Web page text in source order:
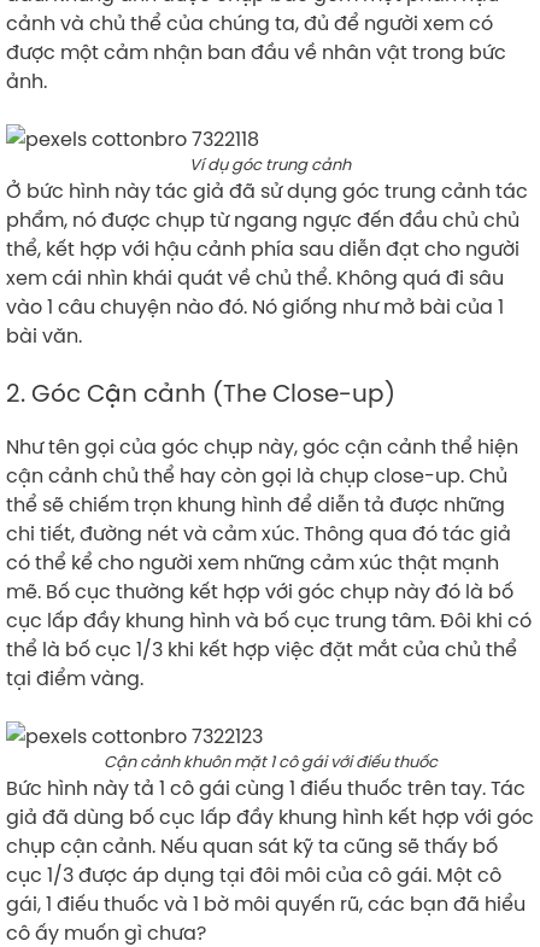
cảnh và chủ thể của chúng ta, đủ để người xem có
được một cảm nhận ban đầu về nhân vật trong bức
ảnh.
Ví dụ góc trung cảnh
Ở bức hình này tác giả đã sử dụng góc trung cảnh tác
phẩm, nó được chụp từ ngang ngực đến đầu chủ chủ
thể, kết hợp với hậu cảnh phía sau diễn đạt cho người
xem cái nhìn khái quát về chủ thể. Không quá đi sâu
vào 1 câu chuyện nào đó. Nó giống như mở bài của 1
bài văn.
2. Góc Cận cảnh (The Close-up)
Như tên gọi của góc chụp này, góc cận cảnh thể hiện
cận cảnh chủ thể hay còn gọi là chụp close-up. Chủ
thể sẽ chiếm trọn khung hình để diễn tả được những
chi tiết, đường nét và cảm xúc. Thông qua đó tác giả
có thể kể cho người xem những cảm xúc thật mạnh
mẽ. Bố cục thường kết hợp với góc chụp này đó là bố
cục lấp đầy khung hình và bố cục trung tâm. Đôi khi có
thể là bố cục 1/3 khi kết hợp việc đặt mắt của chủ thể
tại điểm vàng.
Cận cảnh khuôn mặt 1 cô gái với điếu thuốc
Bức hình này tả 1 cô gái cùng 1 điếu thuốc trên tay. Tác
giả đã dùng bố cục lấp đầy khung hình kết hợp với góc
chụp cận cảnh. Nếu quan sát kỹ ta cũng sẽ thấy bố
cục 1/3 được áp dụng tại đôi môi của cô gái. Một cô
gái, 1 điếu thuốc và 1 bờ môi quyến rũ, các bạn đã hiểu
cô ấy muốn gì chưa?